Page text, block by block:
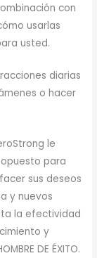
con
usarlas
usted.
diarias
o hacer
le
para
sus deseos
y nuevos
la efectividad
y
DE ÉXITO.